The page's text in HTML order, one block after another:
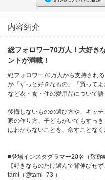
内容紹介
総フォロワー70万人！大好き
ントが満載！
総フォロワー70万人から支持され
が「ずっと好きなもの」「買って
など衣・食・住の愛用品について語
後悔しないものの選び方や、キッ
家の作り方、子どもがいてもすっ
はわからないことを、余すことなく
■登場インスタグラマー20名（敬称
【好きなものだけ選んで背伸びせ
tami（@tami_73 ）